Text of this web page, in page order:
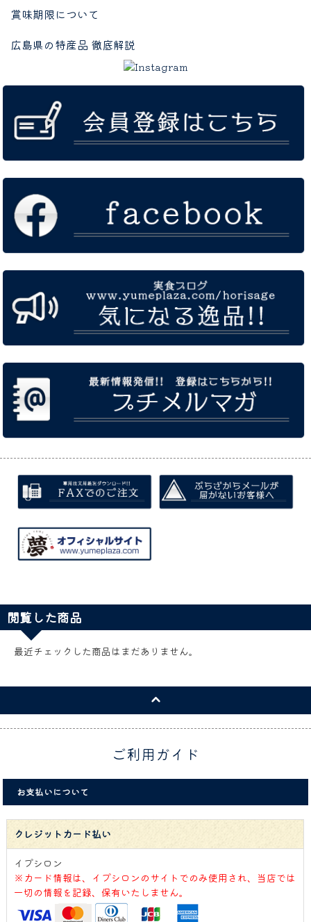
賞味期限について
広島県の特産品 徹底解説
閲覧した商品
最近チェックした商品はまだありません。
ご利用ガイド
お支払いについて
クレジットカード払い
イプシロン
※カード情報は、イプシロンのサイトでのみ使用され、当店では
一切の情報を記録、保有いたしません。